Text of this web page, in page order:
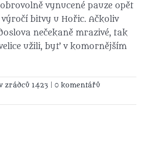
vynucené pauze opět
bitvy u Hořic. Ačkoliv
nečekaně mrazivé, tak
užili, byť v komornějším
zrádců 1423
0 komentářů